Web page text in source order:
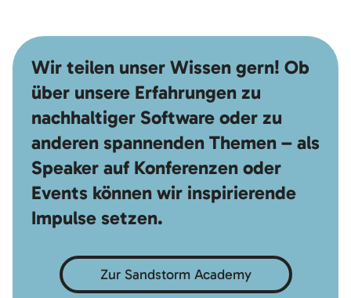
Wir teilen unser Wissen gern! Ob
über unsere Erfahrungen zu
nachhaltiger Software oder zu
anderen spannenden Themen – als
Speaker auf Konferenzen oder
Events können wir inspirierende
Impulse setzen.
Zur Sandstorm Academy